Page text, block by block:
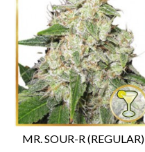
MR. SOUR-R (REGULAR)